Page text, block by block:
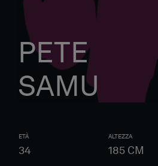
PETE
SAMU
ETÀ
34
ALTEZZA
185 CM